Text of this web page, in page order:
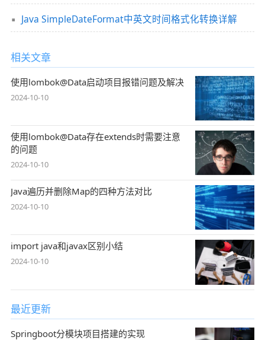
Java SimpleDateFormat中英文时间格式化转换详解
相关文章
使用lombok@Data启动项目报错问题及解决
2024-10-10
使用lombok@Data存在extends时需要注意
的问题
2024-10-10
Java遍历并删除Map的四种方法对比
2024-10-10
import java和javax区别小结
2024-10-10
最近更新
Springboot分模块项目搭建的实现